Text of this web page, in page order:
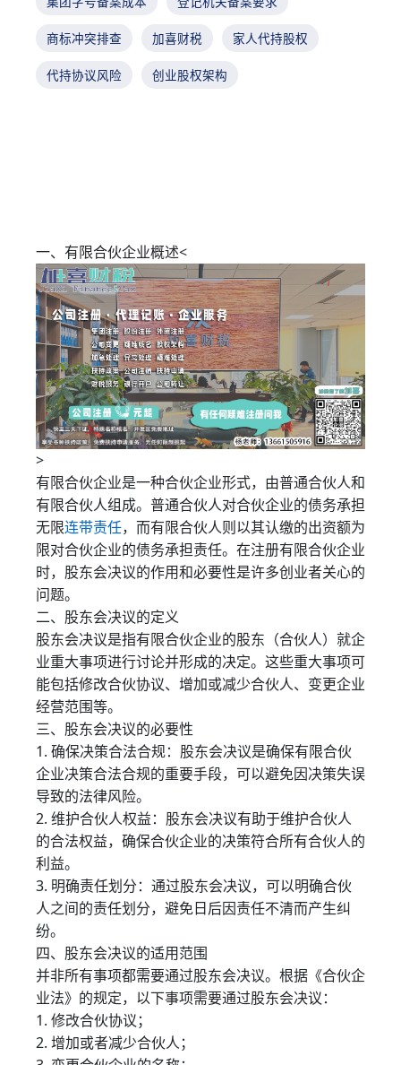
一、有限合伙企业概述<
>
有限合伙企业是一种合伙企业形式，由普通合伙人和
有限合伙人组成。普通合伙人对合伙企业的债务承担
无限连带责任，而有限合伙人则以其认缴的出资额为
限对合伙企业的债务承担责任。在注册有限合伙企业
时，股东会决议的作用和必要性是许多创业者关心的
问题。
二、股东会决议的定义
股东会决议是指有限合伙企业的股东（合伙人）就企
业重大事项进行讨论并形成的决定。这些重大事项可
能包括修改合伙协议、增加或减少合伙人、变更企业
经营范围等。
三、股东会决议的必要性
1. 确保决策合法合规：股东会决议是确保有限合伙
企业决策合法合规的重要手段，可以避免因决策失误
导致的法律风险。
2. 维护合伙人权益：股东会决议有助于维护合伙人
的合法权益，确保合伙企业的决策符合所有合伙人的
利益。
3. 明确责任划分：通过股东会决议，可以明确合伙
人之间的责任划分，避免日后因责任不清而产生纠
纷。
四、股东会决议的适用范围
并非所有事项都需要通过股东会决议。根据《合伙企
业法》的规定，以下事项需要通过股东会决议：
1. 修改合伙协议；
2. 增加或者减少合伙人；
商标冲突排查 加喜财税 家人代持股权
代持协议风险 创业股权架构